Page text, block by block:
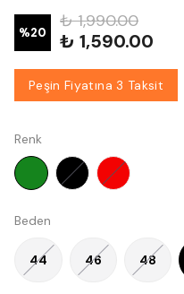
%20
₺ 1,990.00
₺ 1,590.00
Peşin Fiyatına 3 Taksit
Renk
Beden
44 46 48